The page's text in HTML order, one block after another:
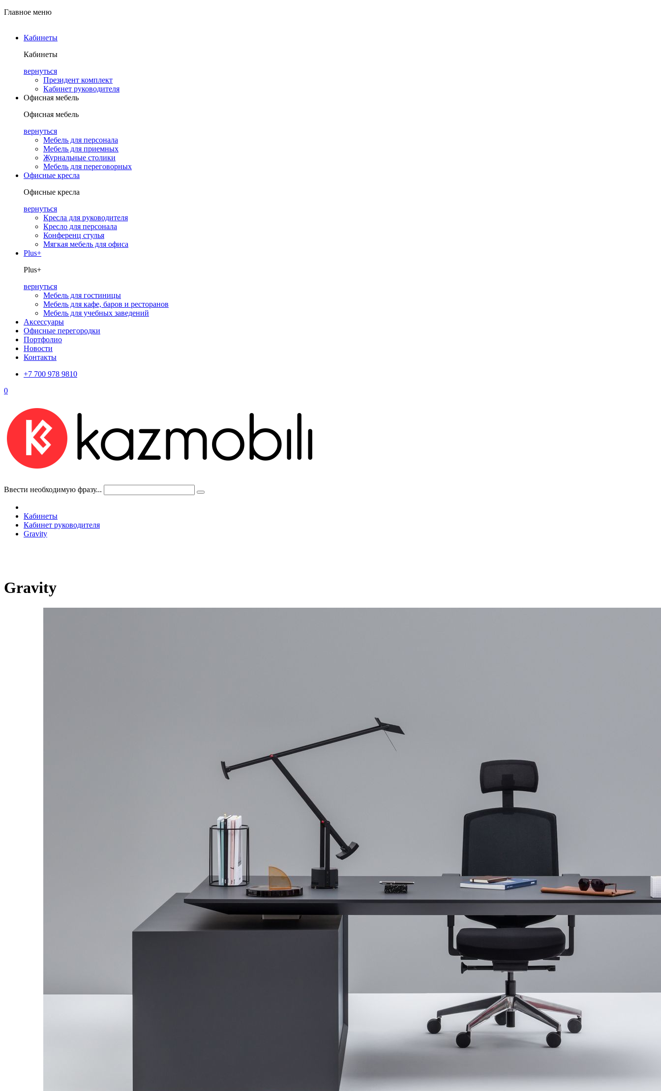
Главное меню
Кабинеты
Кабинеты
вернуться
Президент комплект
Кабинет руководителя
Офисная мебель
Офисная мебель
вернуться
Мебель для персонала
Мебель для приемных
Журнальные столики
Мебель для переговорных
Офисные кресла
Офисные кресла
вернуться
Кресла для руководителя
Кресло для персонала
Конференц стулья
Мягкая мебель для офиса
Plus+
Plus+
вернуться
Мебель для гостиницы
Мебель для кафе, баров и ресторанов
Мебель для учебных заведений
Аксессуары
Офисные перегородки
Портфолио
Новости
Контакты
+7 700 978 9810
0
Ввести необходимую фразу...
Кабинеты
Кабинет руководителя
Gravity
Gravity